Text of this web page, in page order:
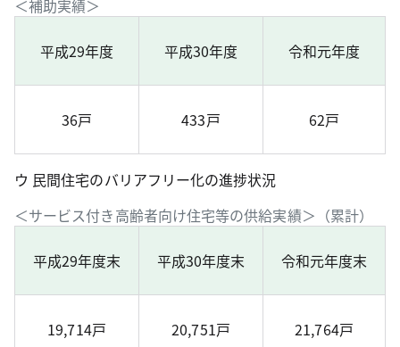
＜補助実績＞
平成29年度 平成30年度 令和元年度
36戸 433戸 62戸
ウ 民間住宅のバリアフリー化の進捗状況
＜サービス付き高齢者向け住宅等の供給実績＞（累計）
平成29年度末 平成30年度末 令和元年度末
19,714戸 20,751戸 21,764戸